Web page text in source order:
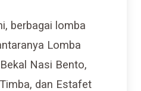
berbagai lomba
Lomba
Nasi Bento,
dan Estafet